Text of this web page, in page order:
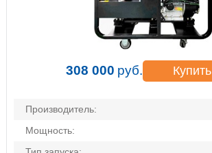
308 000 руб. Купить
Производитель:
Мощность: